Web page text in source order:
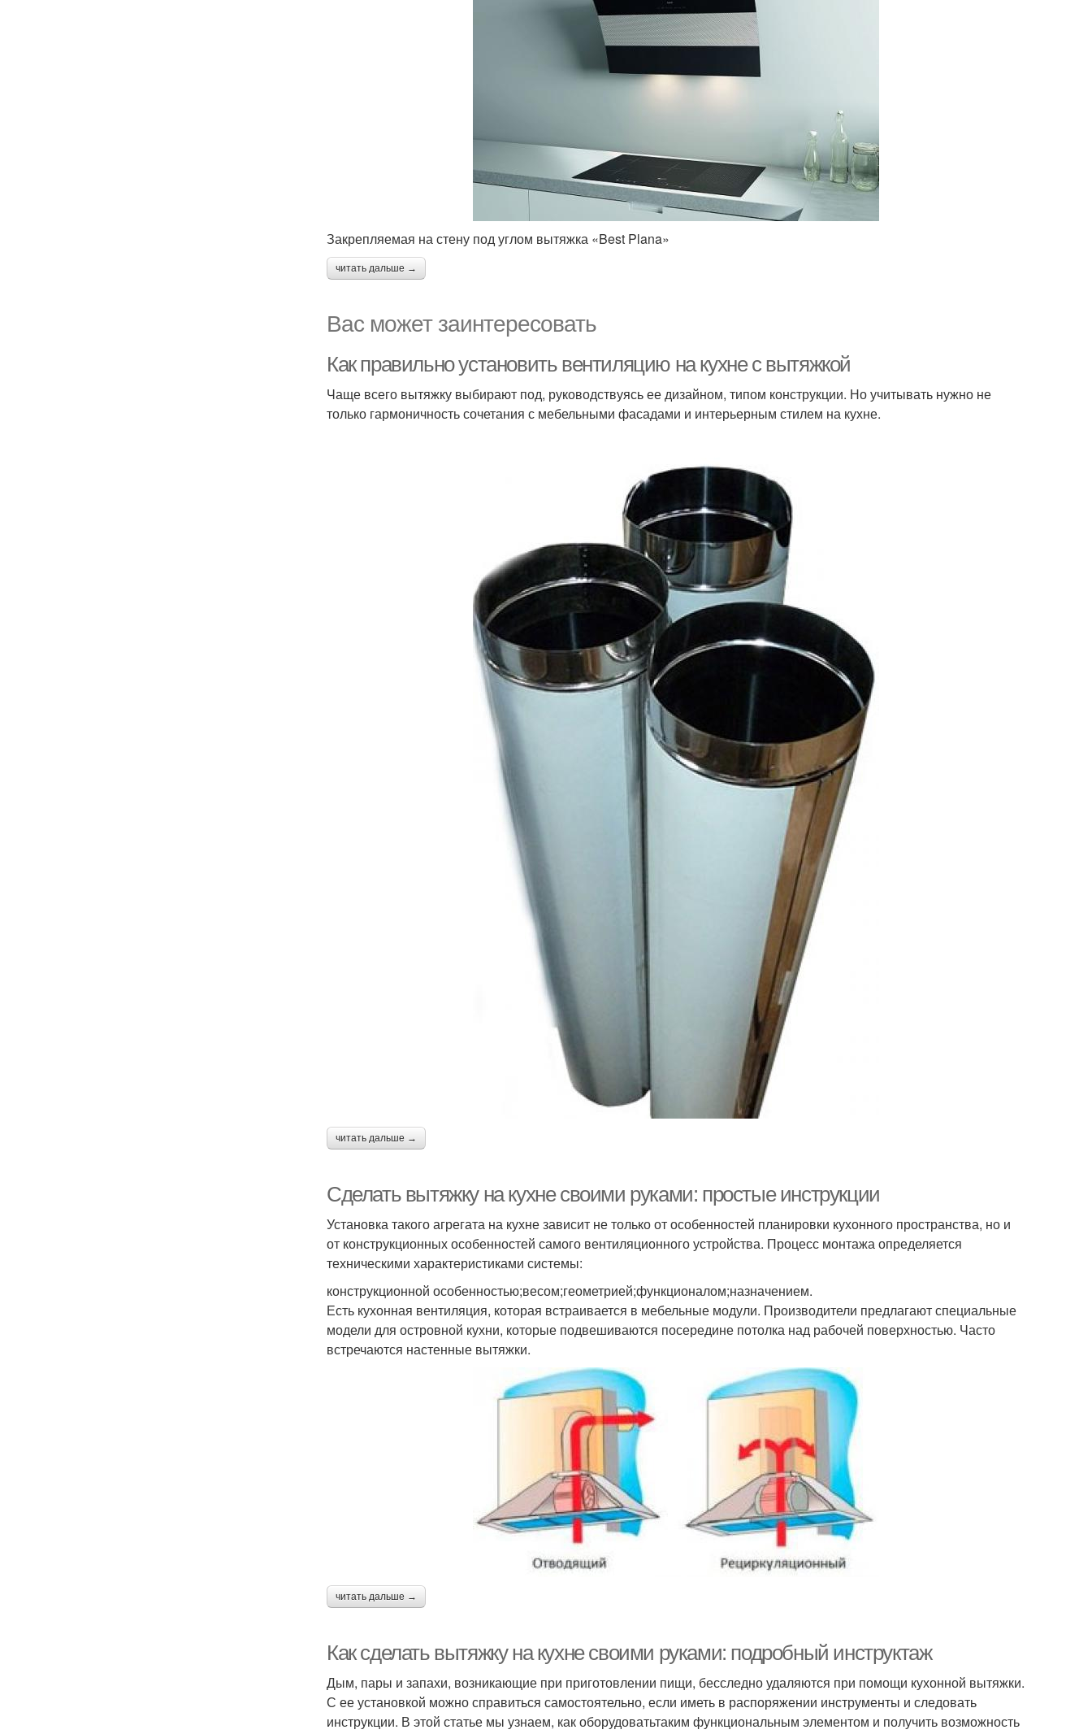
Закрепляемая на стену под углом вытяжка «Best Plana»
читать дальше →
Вас может заинтересовать
Как правильно установить вентиляцию на кухне с вытяжкой
Чаще всего вытяжку выбирают под, руководствуясь ее дизайном, типом конструкции. Но учитывать нужно не
только гармоничность сочетания с мебельными фасадами и интерьерным стилем на кухне.
читать дальше →
Сделать вытяжку на кухне своими руками: простые инструкции
Установка такого агрегата на кухне зависит не только от особенностей планировки кухонного пространства, но и
от конструкционных особенностей самого вентиляционного устройства. Процесс монтажа определяется
техническими характеристиками системы:
конструкционной особенностью;весом;геометрией;функционалом;назначением.
Есть кухонная вентиляция, которая встраивается в мебельные модули. Производители предлагают специальные
модели для островной кухни, которые подвешиваются посередине потолка над рабочей поверхностью. Часто
встречаются настенные вытяжки.
читать дальше →
Как сделать вытяжку на кухне своими руками: подробный инструктаж
Дым, пары и запахи, возникающие при приготовлении пищи, бесследно удаляются при помощи кухонной вытяжки.
С ее установкой можно справиться самостоятельно, если иметь в распоряжении инструменты и следовать
инструкции. В этой статье мы узнаем, как оборудоватьтаким функциональным элементом и получить возможность